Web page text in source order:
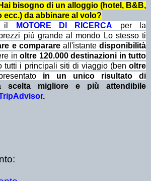
Hai bisogno di un alloggio (hotel, B&B,
ecc.) da abbinare al volo?
il
MOTORE DI RICERCA
per la
più grande al mondo Lo stesso ti
e comparare all'istantedisponibilità
inoltre 120.000 destinazioni in tutto
tutti i principali siti di viaggio (benoltre
in un unico risultato di
scelta migliore e più attendibile
.